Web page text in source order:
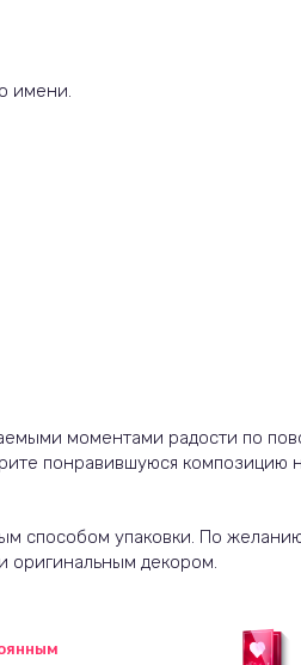
имени.
моментами радости по
понравившуюся композицию
способом упаковки. По
оригинальным декором.